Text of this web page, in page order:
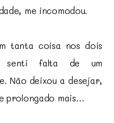
me incomodou.
tanta coisa nos dois
senti falta de um
Não deixou a desejar,
prolongado mais…